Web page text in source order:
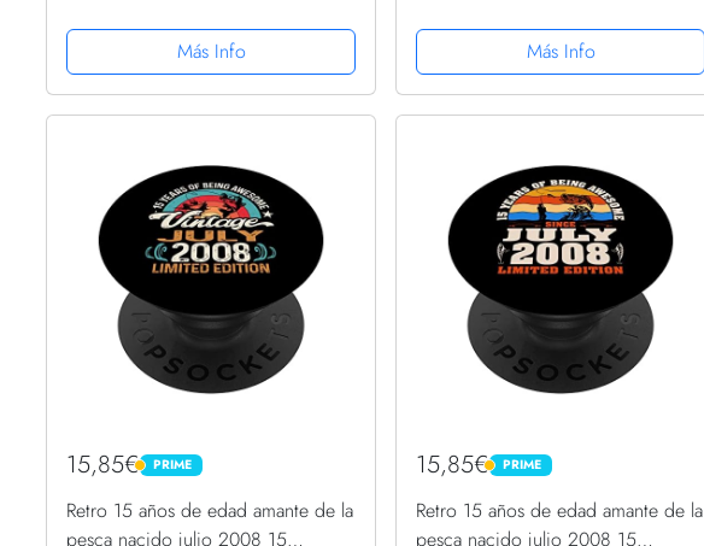
Más Info
Más Info
15,85€ PRIME
PRIME
Retro 15 años de edad amante de la
pesca nacido julio 2008 15
15,85€ PRIME
PRIME
Retro 15 años de edad amante de la
pesca nacido julio 2008 15